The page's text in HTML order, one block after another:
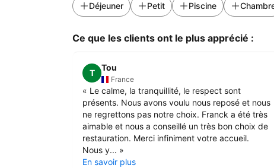
Déjeuner Petit Piscine
Ce que les clients ont le plus apprécié :
T
Tou
France
« Le calme, la tranquillité, le respect sont
présents. Nous avons voulu nous reposé et nous
ne regrettons pas notre choix. Franck a été très
aimable et nous a conseillé un très bon choix de
restauration. Merci infiniment votre accueil.
Nous y... »
En savoir plus